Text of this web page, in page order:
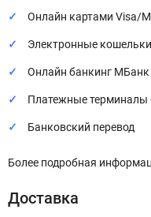
Онлайн картами Visa/
Электронные
Онлайн банкинг
Платежные
Банковский перевод
Более подробная
Доставка